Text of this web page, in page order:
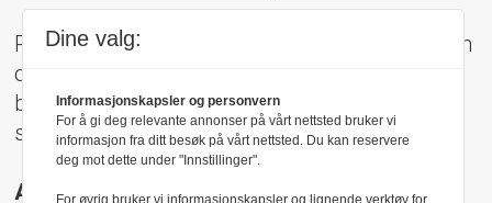
Pressens Faglige Utvalg (PFU) er et klageorgan
oppnevnt av Norsk Presseforbund som
behandler klager mot mediene i presseetiske
spørsmål.
Adresse:
Dine valg:
Informasjonskapsler og personvern
For å gi deg relevante annonser på vårt nettsted bruker vi
informasjon fra ditt besøk på vårt nettsted. Du kan reservere
deg mot dette under "Innstillinger".
For øvrig bruker vi informasjonskapsler og lignende verktøy for